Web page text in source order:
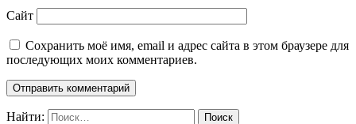
Сайт
Сохранить моё имя, email и адрес сайта в этом браузере для
последующих моих комментариев.
Найти: